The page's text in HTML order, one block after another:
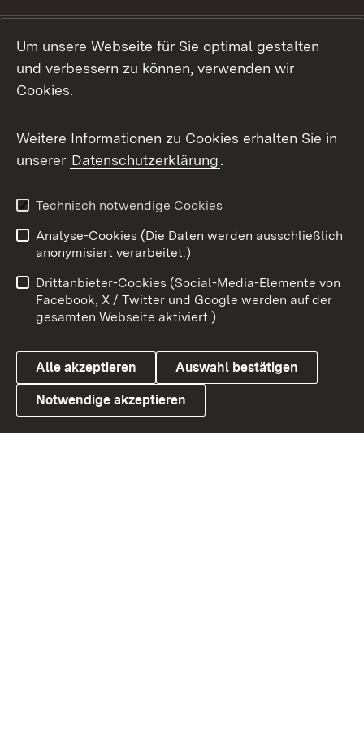
Facebook
X / Twitter
Youtube
Link zum Landesportal
Impressum
Kontakt
Barrierefreiheit
Datenschutz
Cookies
Um unsere Webseite für Sie optimal gestalten
und verbessern zu können, verwenden wir
Cookies.
Weitere Informationen zu Cookies erhalten Sie in
unserer Datenschutzerklärung.
Technisch notwendige Cookies
Analyse-Cookies (Die Daten werden ausschließlich
anonymisiert verarbeitet.)
Drittanbieter-Cookies (Social-Media-Elemente von
Facebook, X / Twitter und Google werden auf der
gesamten Webseite aktiviert.)
Alle akzeptieren Auswahl bestätigen
Notwendige akzeptieren